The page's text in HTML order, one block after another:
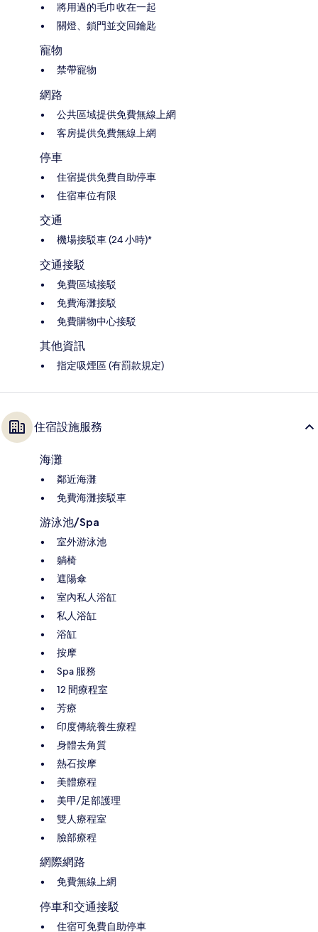
將用過的毛巾收在一起
關燈、鎖門並交回鑰匙
寵物
禁帶寵物
網路
公共區域提供免費無線上網
客房提供免費無線上網
停車
住宿提供免費自助停車
住宿車位有限
交通
機場接駁車 (24 小時)*
交通接駁
免費區域接駁
免費海灘接駁
免費購物中心接駁
其他資訊
指定吸煙區 (有罰款規定)
住宿設施服務
海灘
鄰近海灘
免費海灘接駁車
游泳池/Spa
室外游泳池
躺椅
遮陽傘
室內私人浴缸
私人浴缸
浴缸
按摩
Spa 服務
12 間療程室
芳療
印度傳統養生療程
身體去角質
熱石按摩
美體療程
美甲/足部護理
雙人療程室
臉部療程
網際網路
免費無線上網
停車和交通接駁
住宿可免費自助停車